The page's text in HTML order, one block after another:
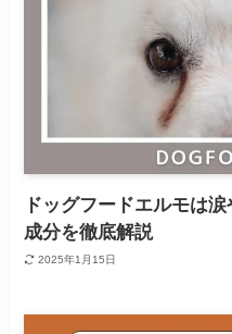
ドッグフードエルモは
成分を徹底解説
2025年1月15日